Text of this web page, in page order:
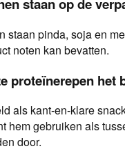
staan op de
staan pinda, soja en
noten kan bevatten.
proteïnerepen het
als kant-en-klare
hem gebruiken als
door.